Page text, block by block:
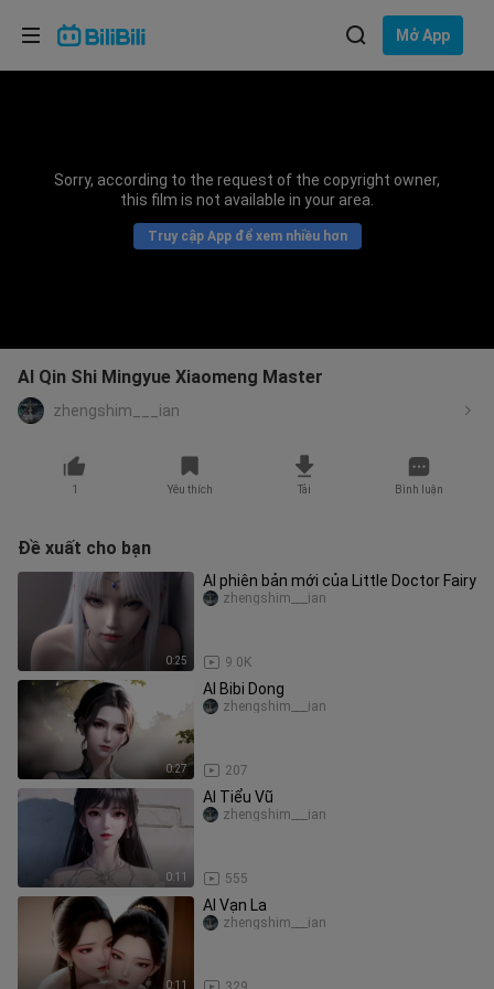
Mở App
Sorry, according to the request of the copyright owner,
this film is not available in your area.
Truy cập App để xem nhiều hơn
AI Qin Shi Mingyue Xiaomeng Master
zhengshim___ian
1 Yêu thích Tải Bình luận
Đề xuất cho bạn
0:25
AI phiên bản mới của Little Doctor Fairy
9.0K
zhengshim___ian
0:27
AI Bibi Dong
207
zhengshim___ian
0:11
AI Tiểu Vũ
555
zhengshim___ian
0:11
AI Vạn La
zhengshim___ian
Lựa chọn ngôn ngữ
Bahasa Indonesia